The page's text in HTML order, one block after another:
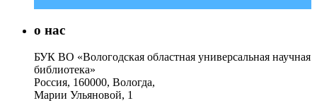
о нас
БУК ВО «Вологодская областная универсальная научная
библиотека»
Россия, 160000, Вологда,
Марии Ульяновой, 1